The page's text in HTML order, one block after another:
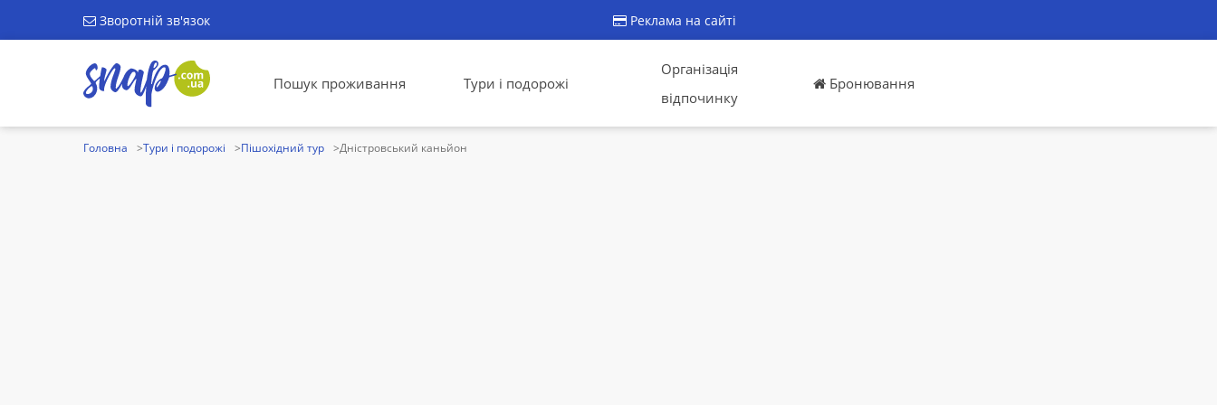
Зворотній зв'язок Реклама на сайті
Пошук проживання Тури і подорожі
Організація
відпочинку
Бронювання
Головна Тури і подорожі Пішохідний тур Дністровський каньйон